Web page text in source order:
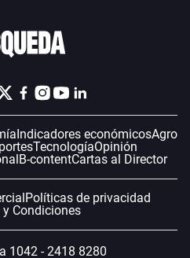
Indicadores económicosAgro
TecnologíaOpinión
B-contentCartas al Director
Políticas de privacidad
Condiciones
1042 - 2418 8280